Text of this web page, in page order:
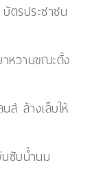
ตรประชาชน
หวานขณะตั้ง
ส์ ล้างเล็บให้
นซับน้ำนม